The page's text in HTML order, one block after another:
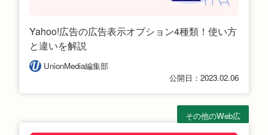
Yahoo!広告の広告表示オプション4種類！使い方
と違いを解説
UnionMedia編集部
公開日：2023.02.06
その他のWeb広